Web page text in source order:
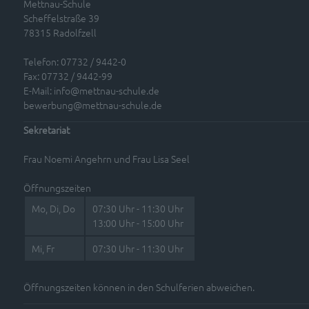
Mettnau-Schule
Scheffelstraße 39
78315 Radolfzell
Telefon: 07732 / 9442-0
Fax: 07732 / 9442-99
E-Mail: info@mettnau-schule.de
bewerbung@mettnau-schule.de
Sekretariat
Frau Noemi Angehrn und Frau Lisa Seel
Öffnungszeiten
Mo, Di, Do
07:30 Uhr - 11:30 Uhr
13:00 Uhr - 15:00 Uhr
Mi, Fr
07:30 Uhr - 11:30 Uhr
Öffnungszeiten können in den Schulferien abweichen.